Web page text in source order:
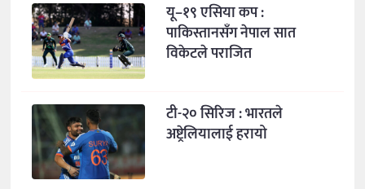
यू–१९ एसिया कप :
पाकिस्तानसँग नेपाल सात
विकेटले पराजित
टी-२० सिरिज : भारतले
अष्ट्रेलियालाई हरायो